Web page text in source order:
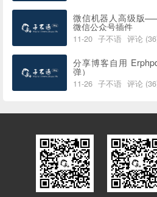
微信机器人高级版
微信公众号插件
11-20 子不语 评论
分享博客自用
弹）
11-26 子不语 评论